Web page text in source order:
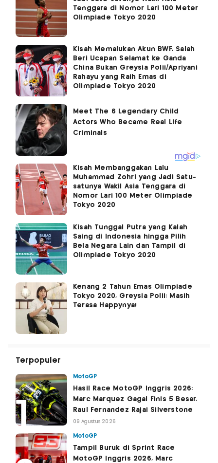
Tenggara di Nomor Lari 100 Meter
Olimpiade Tokyo 2020
Kisah Memalukan Akun BWF, Salah
Beri Ucapan Selamat ke Ganda
China Bukan Greysia Polii/Apriyani
Rahayu yang Raih Emas di
Olimpiade Tokyo 2020
Kisah Membanggakan Lalu
Muhammad Zohri yang Jadi Satu-
satunya Wakil Asia Tenggara di
Nomor Lari 100 Meter Olimpiade
Tokyo 2020
Kisah Tunggal Putra yang Kalah
Saing di Indonesia hingga Pilih
Bela Negara Lain dan Tampil di
Olimpiade Tokyo 2020
Kenang 2 Tahun Emas Olimpiade
Tokyo 2020, Greysia Polii: Masih
Terasa Happynya!
Terpopuler
MotoGP
Hasil Race MotoGP Inggris 2026:
Marc Marquez Gagal Finis 5 Besar,
Raul Fernandez Rajai Silverstone
09 Agustus 2026
MotoGP
Tampil Buruk di Sprint Race
MotoGP Inggris 2026, Marc